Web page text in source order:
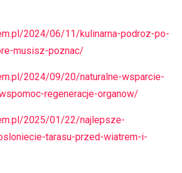
2024/06/11/kulinarna-podroz-po-
musisz-poznac/
2024/09/20/naturalne-wsparcie-
regeneracje-organow/
2025/01/22/najlepsze-
tarasu-przed-wiatrem-i-